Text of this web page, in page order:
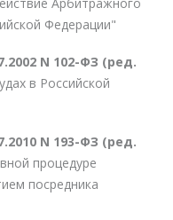
Федерации"
N 102-ФЗ (ред.
в Российской
N 193-ФЗ (ред.
процедуре
посредника